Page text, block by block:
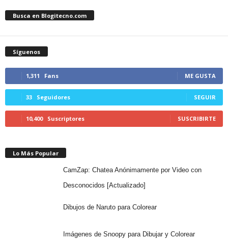
Busca en Blogitecno.com
Síguenos
1,311 Fans ME GUSTA
33 Seguidores SEGUIR
10,400 Suscriptores SUSCRIBIRTE
Lo Más Popular
CamZap: Chatea Anónimamente por Video con
Desconocidos [Actualizado]
Dibujos de Naruto para Colorear
Imágenes de Snoopy para Dibujar y Colorear